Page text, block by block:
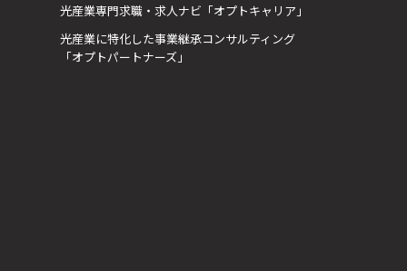
光産業専門求職・求人ナビ「オプトキャリア」
光産業に特化した事業継承コンサルティング
「オプトパートナーズ」